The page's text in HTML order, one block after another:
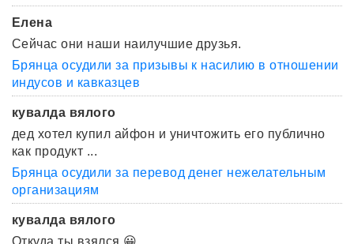
Елена
Сейчас они наши наилучшие друзья.
Брянца осудили за призывы к насилию в отношении
индусов и кавказцев
кувалда вялого
дед хотел купил айфон и уничтожить его публично
как продукт ...
Брянца осудили за перевод денег нежелательным
организациям
кувалда вялого
Откуда ты взялся 😀